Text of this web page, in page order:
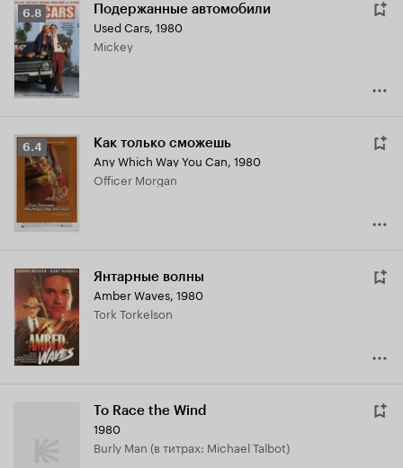
Рейтинг
Кинопоиска
6.8
6.8 Подержанные автомобили
Used Cars, 1980
Mickey
Рейтинг
Кинопоиска
6.4
6.4 Как только сможешь
Any Which Way You Can, 1980
Officer Morgan
Янтарные волны
Amber Waves, 1980
Tork Torkelson
To Race the Wind
1980
Burly Man (в титрах: Michael Talbot)